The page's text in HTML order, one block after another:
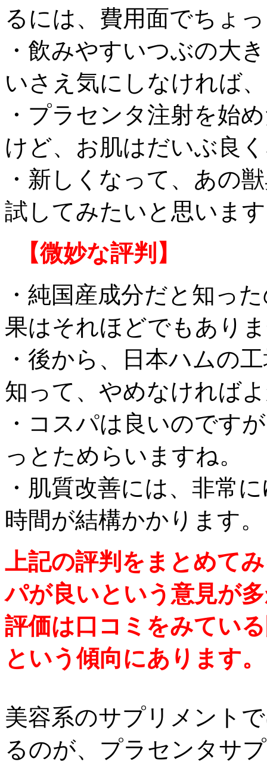
るには、費用面でちょ
・飲みやすいつぶの大
いさえ気にしなければ
・プラセンタ注射を始
けど、お肌はだいぶ良
・新しくなって、あの
試してみたいと思いま
【微妙な評判】
・純国産成分だと知っ
果はそれほどでもあり
・後から、日本ハムの
知って、やめなければ
・コスパは良いのです
っとためらいますね。
・肌質改善には、非常
時間が結構かかります。
上記の評判をまとめて
パが良いという意見が
評価は口コミをみてい
という傾向にあります。
美容系のサプリメント
るのが、プラセンタサ